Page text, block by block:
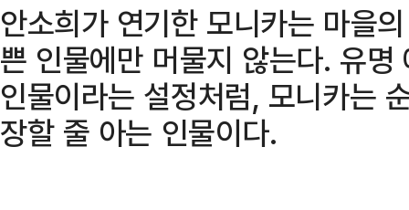
안소희가 연기한 모니카는 마을
쁜 인물에만 머물지 않는다. 유
인물이라는 설정처럼, 모니카는
장할 줄 아는 인물이다.